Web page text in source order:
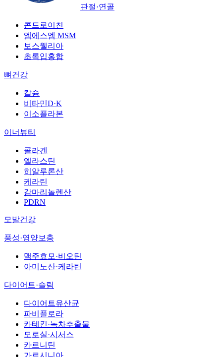
관절·연골
콘드로이친
엠에스엠 MSM
보스웰리아
초록입홍합
뼈건강
칼슘
비타민D·K
이소플라본
이너뷰티
콜라겐
엘라스틴
히알루론산
케라틴
감마리놀렌산
PDRN
모발건강
풍성·영양보충
맥주효모·비오틴
아미노산·케라틴
다이어트·슬림
다이어트유산균
파비플로라
카테킨·녹차추출물
모로실·시서스
카르니틴
가르시니아